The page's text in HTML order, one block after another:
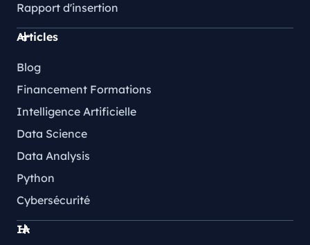
Rapport d'insertion
Articles
Blog
Financement Formations
Intelligence Artificielle
Data Science
Data Analysis
Python
Cybersécurité
IA